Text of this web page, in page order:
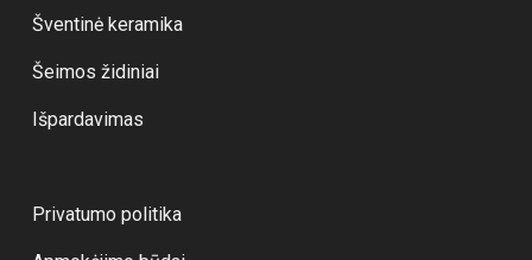
Šventinė keramika
Šeimos židiniai
Išpardavimas
Privatumo politika